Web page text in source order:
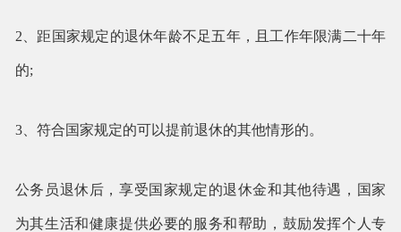
2、距国家规定的退休年龄不足五年，且工作年限满二十年
的;
3、符合国家规定的可以提前退休的其他情形的。
公务员退休后，享受国家规定的退休金和其他待遇，国家
为其生活和健康提供必要的服务和帮助，鼓励发挥个人专